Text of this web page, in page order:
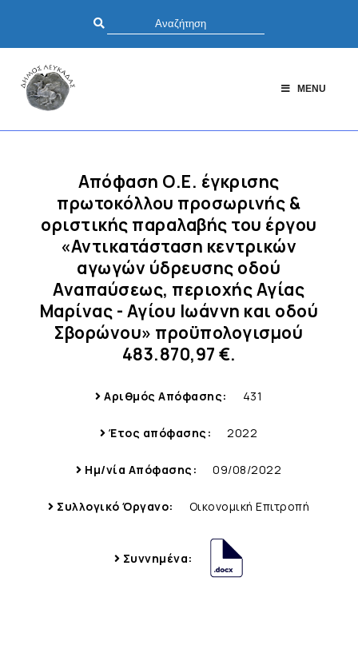
MENU
Απόφαση Ο.Ε. έγκρισης
πρωτοκόλλου προσωρινής &
οριστικής παραλαβής του έργου
«Αντικατάσταση κεντρικών
αγωγών ύδρευσης οδού
Αναπαύσεως, περιοχής Αγίας
Μαρίνας - Αγίου Ιωάννη και οδού
Σβορώνου» προϋπολογισμού
483.870,97 €.
Αριθμός Απόφασης: 431
Έτος απόφασης: 2022
Ημ/νία Απόφασης: 09/08/2022
Συλλογικό Όργανο: Οικονομική Επιτροπή
Συννημένα: